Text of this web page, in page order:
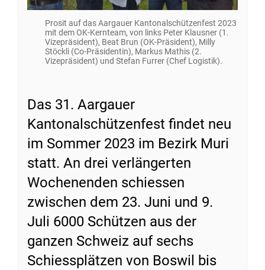
Prosit auf das Aargauer Kantonalschützenfest 2023
mit dem OK-Kernteam, von links Peter Klausner (1.
Vizepräsident), Beat Brun (OK-Präsident), Milly
Stöckli (Co-Präsidentin), Markus Mathis (2.
Vizepräsident) und Stefan Furrer (Chef Logistik).
Das 31. Aargauer
Kantonalschützenfest findet neu
im Sommer 2023 im Bezirk Muri
statt. An drei verlängerten
Wochenenden schiessen
zwischen dem 23. Juni und 9.
Juli 6000 Schützen aus der
ganzen Schweiz auf sechs
Schiessplätzen von Boswil bis